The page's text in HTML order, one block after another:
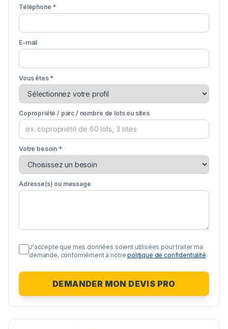
Téléphone *
E-mail
Vous êtes *
Copropriété / parc / nombre de lots ou sites
Votre besoin *
Adresse(s) ou message
J'accepte que mes données soient utilisées pour traiter ma
demande, conformément à notre politique de confidentialité.
DEMANDER MON DEVIS PRO